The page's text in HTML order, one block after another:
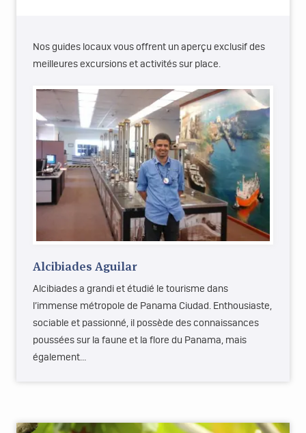
Nos guides locaux vous offrent un aperçu exclusif des
meilleures excursions et activités sur place.
Alcibiades Aguilar
Alcibiades a grandi et étudié le tourisme dans
l’immense métropole de Panama Ciudad. Enthousiaste,
sociable et passionné, il possède des connaissances
poussées sur la faune et la flore du Panama, mais
également…